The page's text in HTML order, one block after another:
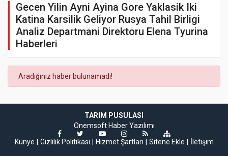
Gecen Yilin Ayni Ayina Gore Yaklasik Iki
Katina Karsilik Geliyor Rusya Tahil Birligi
Analiz Departmani Direktoru Elena Tyurina
Haberleri
Aradığınız haber bulunamadı!
TARIM PUSULASI
Onemsoft Haber Yazılımı
Künye
Gizlilik Politikası Hizmet Şartları Sitene Ekle İletişim